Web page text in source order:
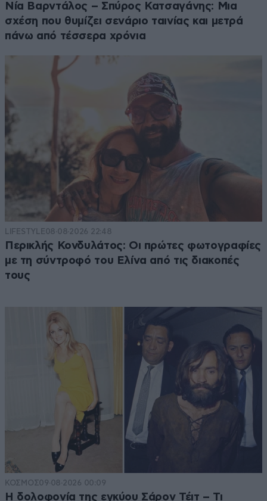
Νία Βαρντάλος – Σπύρος Κατσαγάνης: Μια
σχέση που θυμίζει σενάριο ταινίας και μετρά
πάνω από τέσσερα χρόνια
LIFESTYLE08·08·2026 22:48
Περικλής Κονδυλάτος: Οι πρώτες φωτογραφίες
με τη σύντροφό του Ελίνα από τις διακοπές
τους
ΚΟΣΜΟΣ09·08·2026 00:09
Η δολοφονία της εγκύου Σάρον Τέιτ – Τι